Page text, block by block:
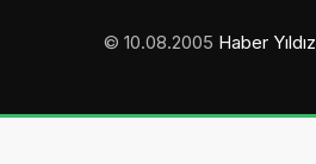
© 10.08.2005 Haber Yıldız